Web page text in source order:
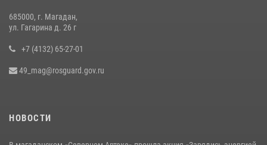
16 июля 2026, 03:27
685000, г. Магадан,
ул. Гагарина д. 26 г
+7 (4132) 65-27-01
49_mag@rosguard.gov.ru
НОВОСТИ